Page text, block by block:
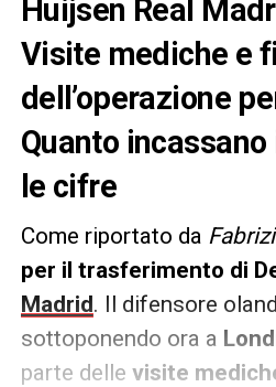
Huijsen Real
Visite mediche e
dell’operazione
Quanto
le cifre
Come riportato da
per il trasferimento di
Madrid. Il difensore
sottoponendo ora a
parte delle visite